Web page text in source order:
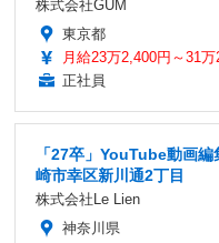
株式会社GUM
東京都
月給23万2,400円～31万
正社員
「27卒」YouTube動画
崎市幸区新川通2丁目
株式会社Le Lien
神奈川県